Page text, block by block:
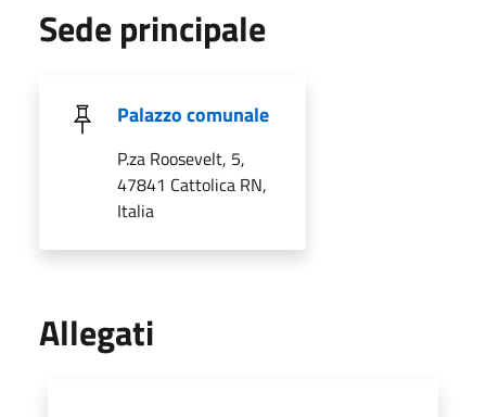
Sede principale
Palazzo comunale
P.za Roosevelt, 5,
47841 Cattolica RN,
Italia
Allegati